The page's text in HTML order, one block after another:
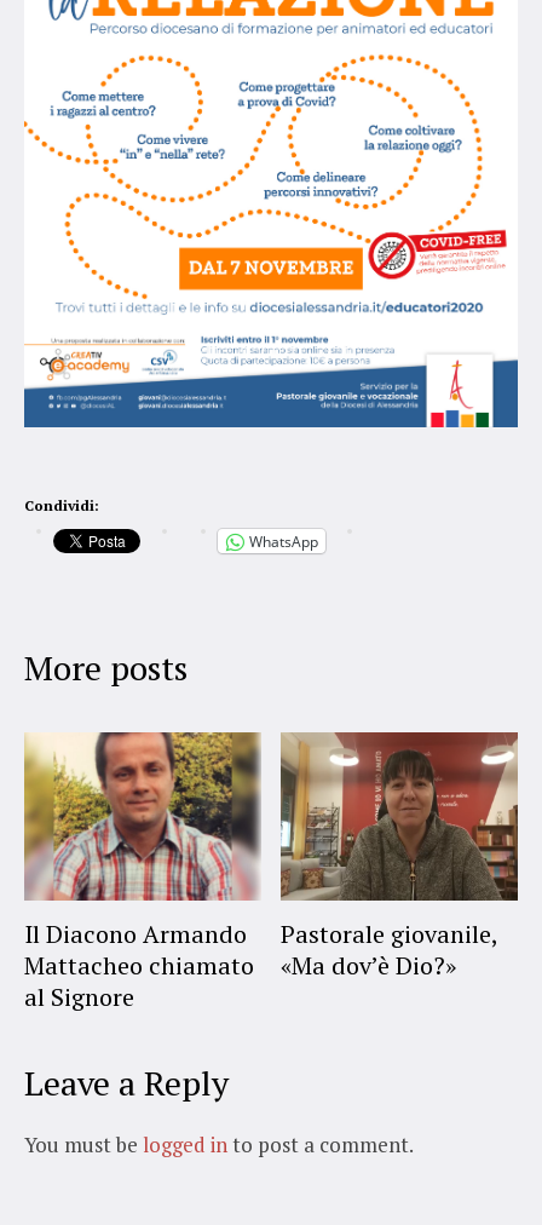
Condividi:
WhatsApp
More posts
Il Diacono Armando
Mattacheo chiamato
al Signore
Pastorale giovanile,
«Ma dov’è Dio?»
Leave a Reply
You must be logged into post a comment.